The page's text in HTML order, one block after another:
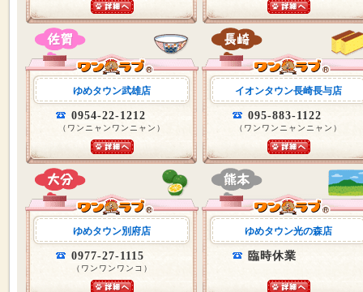
ゆめタウン武雄店
0954-22-1212
（ワンニャンワンニャン）
イオンタウン長崎長与店
095-883-1122
（ワンワンニャンニャン）
ゆめタウン別府店
0977-27-1115
（ワンワンワンコ）
ゆめタウン光の森店
臨時休業